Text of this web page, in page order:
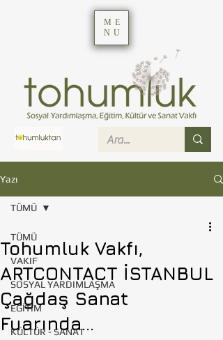
ME
NU
Yazı
TÜMÜ
VAKIF
SOSYAL YARDIMLAŞMA
EĞİTİM
KÜLTÜR - SANAT
TÜMÜ
Tohumluk Vakfı,
ARTCONTACT İSTANBUL
Çağdaş Sanat
Fuarında...